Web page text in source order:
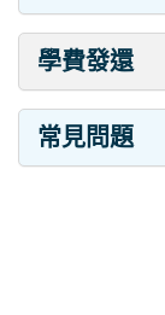
學費發還
常見問題